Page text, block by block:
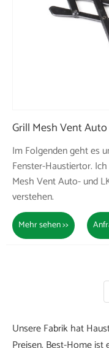
Grill Mesh Vent
Im Folgenden geht es
Fenster-Haustiertor.
Mesh Vent Auto- und
verstehen.
Mehr sehen >>
Unsere Fabrik hat